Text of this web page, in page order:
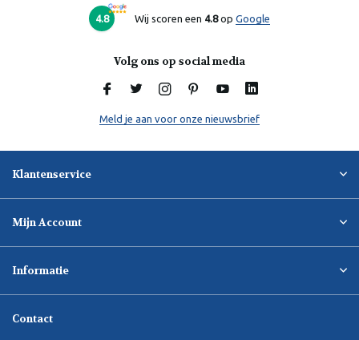
4.8 Wij scoren een 4.8op Google
Volg ons op social media
Meld je aan voor onze nieuwsbrief
Klantenservice
Mijn Account
Informatie
Contact